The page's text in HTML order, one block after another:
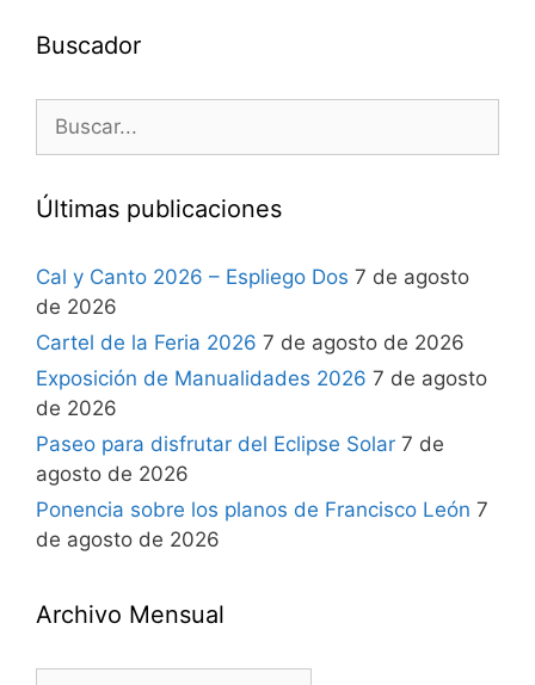
Buscador
Últimas publicaciones
Cal y Canto 2026 – Espliego Dos 7 de agosto
de 2026
Cartel de la Feria 2026 7 de agosto de 2026
Exposición de Manualidades 2026 7 de agosto
de 2026
Paseo para disfrutar del Eclipse Solar 7 de
agosto de 2026
Ponencia sobre los planos de Francisco León 7
de agosto de 2026
Archivo Mensual